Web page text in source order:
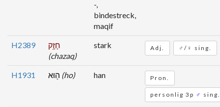
-,
bindestreck,
maqif
H2389
חָזָ֥ק
(chazaq)
stark Adj. ♂/♀ sing.
H1931 (ho) han Pron.
personlig 3p ♂ sing.